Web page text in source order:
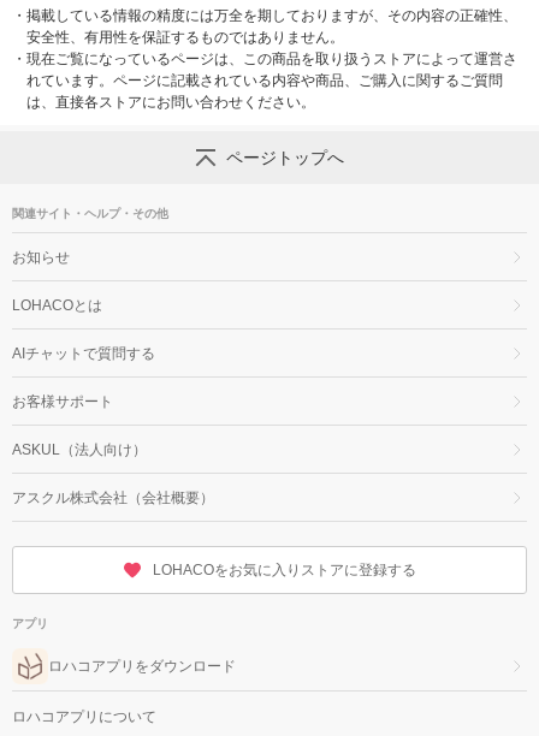
・ 掲載している情報の精度には万全を期しておりますが、その内容の正確性、
安全性、有用性を保証するものではありません。
・ 現在ご覧になっているページは、この商品を取り扱うストアによって運営さ
れています。ページに記載されている内容や商品、ご購入に関するご質問
は、直接各ストアにお問い合わせください。
ページトップへ
関連サイト・ヘルプ・その他
お知らせ
LOHACOとは
AIチャットで質問する
お客様サポート
ASKUL（法人向け）
アスクル株式会社（会社概要）
LOHACOをお気に入りストアに登録する
アプリ
ロハコアプリをダウンロード
ロハコアプリについて